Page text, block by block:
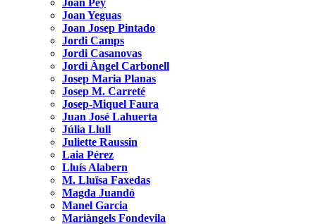
Joan Pey
Joan Yeguas
Joan Josep Pintado
Jordi Camps
Jordi Casanovas
Jordi Àngel Carbonell
Josep Maria Planas
Josep M. Carreté
Josep-Miquel Faura
Juan José Lahuerta
Júlia Llull
Juliette Raussin
Laia Pérez
Lluís Alabern
M. Lluïsa Faxedas
Magda Juandó
Manel Garcia
Mariàngels Fondevila